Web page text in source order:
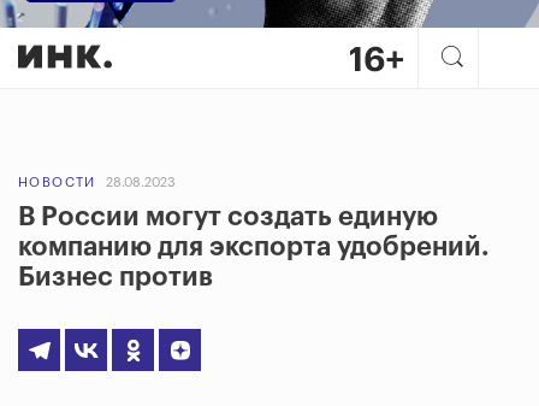
НОВОСТИ 28.08.2023
В России могут создать единую
компанию для экспорта удобрений.
Бизнес против